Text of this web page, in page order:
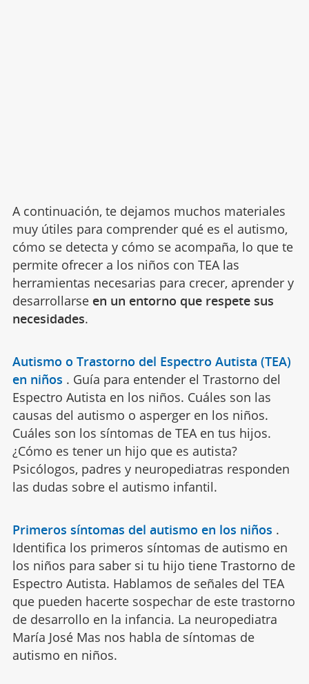
A continuación, te dejamos muchos materiales
muy útiles para comprender qué es el autismo,
cómo se detecta y cómo se acompaña, lo que te
permite ofrecer a los niños con TEA las
herramientas necesarias para crecer, aprender y
desarrollarse en un entorno que respete sus
necesidades.
Autismo o Trastorno del Espectro Autista (TEA)
en niños . Guía para entender el Trastorno del
Espectro Autista en los niños. Cuáles son las
causas del autismo o asperger en los niños.
Cuáles son los síntomas de TEA en tus hijos.
¿Cómo es tener un hijo que es autista?
Psicólogos, padres y neuropediatras responden
las dudas sobre el autismo infantil.
Primeros síntomas del autismo en los niños .
Identifica los primeros síntomas de autismo en
los niños para saber si tu hijo tiene Trastorno de
Espectro Autista. Hablamos de señales del TEA
que pueden hacerte sospechar de este trastorno
de desarrollo en la infancia. La neuropediatra
María José Mas nos habla de síntomas de
autismo en niños.